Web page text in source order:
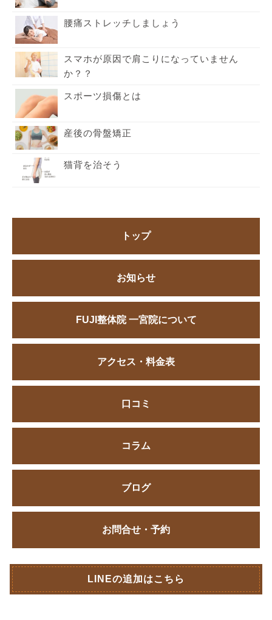
腰痛ストレッチしましょう
スマホが原因で肩こりになっていません
か？？
スポーツ損傷とは
産後の骨盤矯正
猫背を治そう
トップ
お知らせ
FUJI整体院 一宮院について
アクセス・料金表
口コミ
コラム
ブログ
お問合せ・予約
LINEの追加はこちら